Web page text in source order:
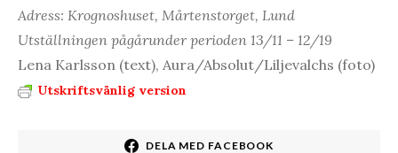
Adress: Krognoshuset, Mårtenstorget, Lund
Utställningen pågårunder perioden 13/11 – 12/19
Lena Karlsson (text), Aura/Absolut/Liljevalchs (foto)
Utskriftsvänlig version
DELA MED FACEBOOK